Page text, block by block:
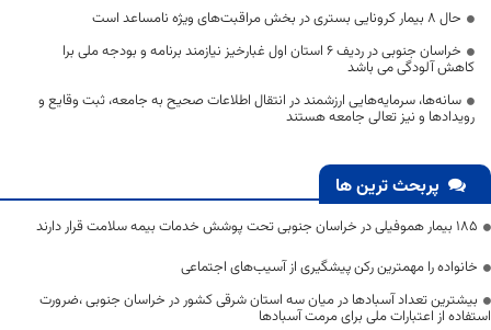
حال ۸ بیمار کرونایی بستری در بخش مراقبت‌های ویژه نامساعد است
خراسان جنوبی در ردیف ۶ استان اول غبارخیز نیازمند برنامه و بودجه ملی برا
کاهش آلودگی می باشد
سانه‌ها، سرمایه‌هایی ارزشمند در انتقال اطلاعات صحیح به جامعه، ثبت وقایع و
رویدادها و نیز تعالی جامعه هستند
پربحث ترین ها
۱۸۵ بیمار هموفیلی در خراسان جنوبی تحت پوشش خدمات بیمه سلامت قرار دارند
خانواده را مهمترین رکن پیشگیری از آسیب‌های اجتماعی
بیشترین تعداد آسبادها در میان سه استان شرقی کشور در خراسان جنوبی ،ضرورت
استفاده از اعتبارات ملی برای مرمت آسبادها